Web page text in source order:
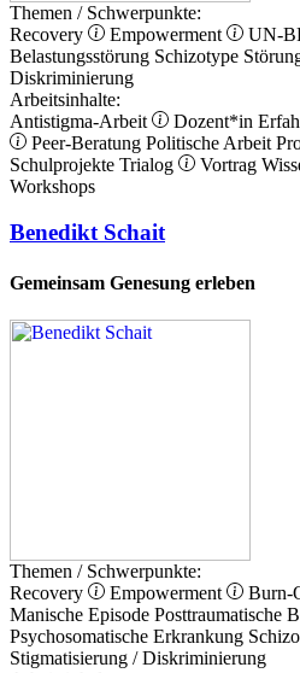
Themen / Schwerpunkte:
Recovery
Empowerment UN-
Belastungsstörung Schizotype
Diskriminierung
Arbeitsinhalte:
Antistigma-Arbeit
Dozent*in
Peer-Beratung Politische Arbeit
Schulprojekte Trialog Vortrag
Workshops
Benedikt Schait
Gemeinsam Genesung erleben
Themen / Schwerpunkte:
Recovery
Empowerment Burn-
Manische Episode Posttraumatische
Psychosomatische Erkrankung
Stigmatisierung / Diskriminierung